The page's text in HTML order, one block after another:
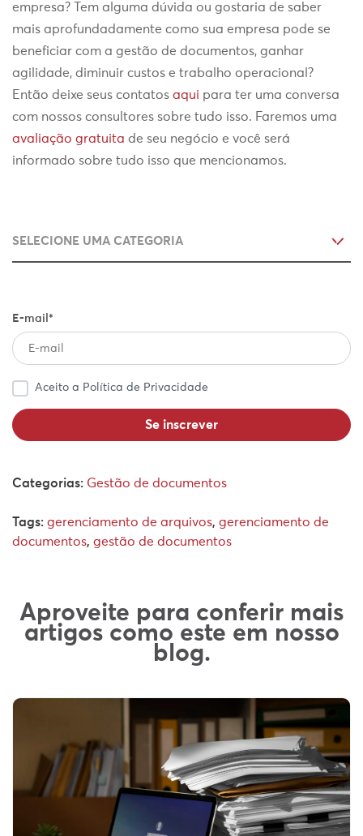
empresa? Tem alguma dúvida ou gostaria de saber
mais aprofundadamente como sua empresa pode se
beneficiar com a gestão de documentos, ganhar
agilidade, diminuir custos e trabalho operacional?
Então deixe seus contatos aqui para ter uma conversa
com nossos consultores sobre tudo isso. Faremos uma
avaliação gratuita de seu negócio e você será
informado sobre tudo isso que mencionamos.
E-mail*
Aceito a Política de Privacidade
Categorias: Gestão de documentos
Tags: gerenciamento de arquivos, gerenciamento de
documentos, gestão de documentos
Aproveite para conferir mais
artigos como este em nosso
blog.